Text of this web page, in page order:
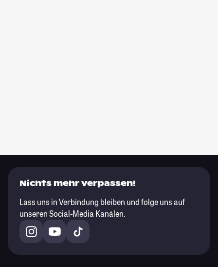
Nichts mehr verpassen!
Lass uns in Verbindung bleiben und folge uns auf
unseren Social-Media Kanälen.